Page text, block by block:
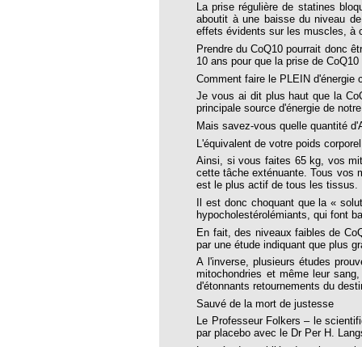
La prise régulière de statines
aboutit à une baisse du niveau
effets évidents sur les muscles, à
Prendre du CoQ10 pourrait donc
10 ans pour que la prise de
Comment faire le PLEIN d'énergie
Je vous ai dit plus haut que la
principale source d'énergie de
Mais savez-vous quelle quantité
L'équivalent de votre poids
Ainsi, si vous faites 65 kg, vos
cette tâche exténuante. Tous vos
est le plus actif de tous les tissus.
Il est donc choquant que la «
hypocholestérolémiants, qui font
En fait, des niveaux faibles de
par une étude indiquant que plus
A l'inverse, plusieurs études
mitochondries et même leur
d'étonnants retournements du
Sauvé de la mort de justesse
Le Professeur Folkers – le
par placebo avec le Dr Per H.